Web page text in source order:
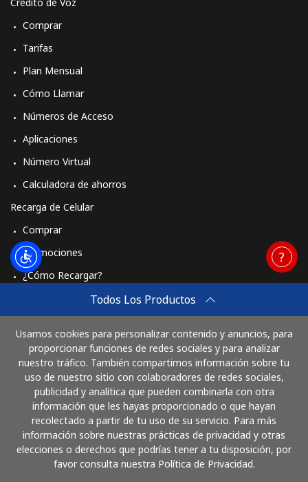
Todos Los Productos
Usamos cookies para personalizar contenido y anuncios, para
proporcionar funciones de redes sociales y para analizar
nuestro tráfico. También compartimos información sobre tu
uso de nuestro sitio con colaboradores de redes sociales,
publicidad y analítica que pueden combinarla con otra
información que les hayas proporcionado o que hayan
recolectado a partir de tu uso de su servicio. Para más
información sobre nuestras prácticas de privacidad y otras
elecciones o derechos que podrías tener a tu disposición, por
favor consulta nuestra Política de Privacidad.
Comprar
Tarifas
Plan Mensual
Cómo Llamar
Números de Acceso
Aplicaciones
Número Virtual
Calculadora de ahorros
Recarga de Celular
Comprar
Promociones
¿Cómo Recargar?
Cómo funciona
Paga con